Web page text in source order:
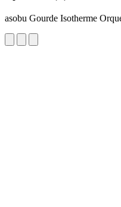
asobu Gourde Isotherme